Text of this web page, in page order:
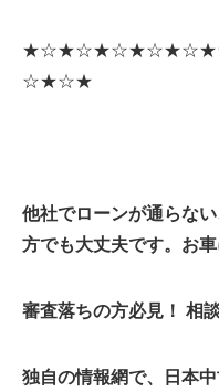
☆★☆★
他社でローンが通らな
方でも大丈夫です。お
審査落ちの方必見！ 相
独自の情報網で、日本